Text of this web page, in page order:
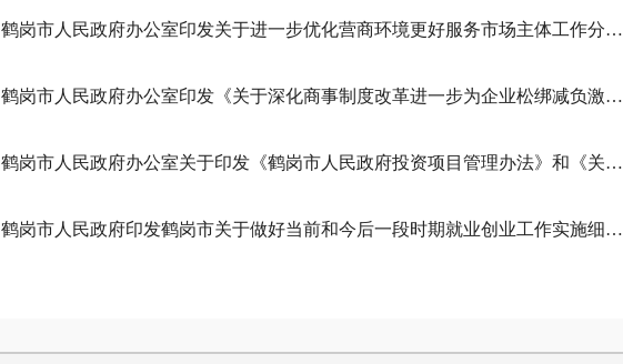
鹤岗市人民政府办公室印发关于进一步优化营商环境更好服务市场主体工作分工方案的通知
鹤岗市人民政府办公室印发《关于深化商事制度改革进一步为企业松绑减负激发企业活力的实施方案》的通知
鹤岗市人民政府办公室关于印发《鹤岗市人民政府投资项目管理办法》和《关于进一步规范我市建设工程招标投标有关工作的意见》的通知
鹤岗市人民政府印发鹤岗市关于做好当前和今后一段时期就业创业工作实施细则的通知